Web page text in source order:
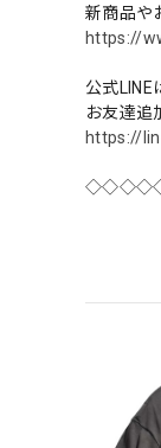
新商品や
https://
公式
お友達追
https://